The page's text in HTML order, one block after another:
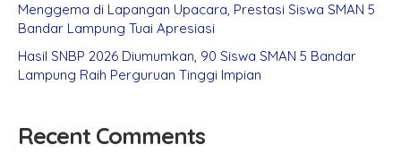
Menggema di Lapangan Upacara, Prestasi Siswa SMAN 5
Bandar Lampung Tuai Apresiasi
Hasil SNBP 2026 Diumumkan, 90 Siswa SMAN 5 Bandar
Lampung Raih Perguruan Tinggi Impian
Recent Comments